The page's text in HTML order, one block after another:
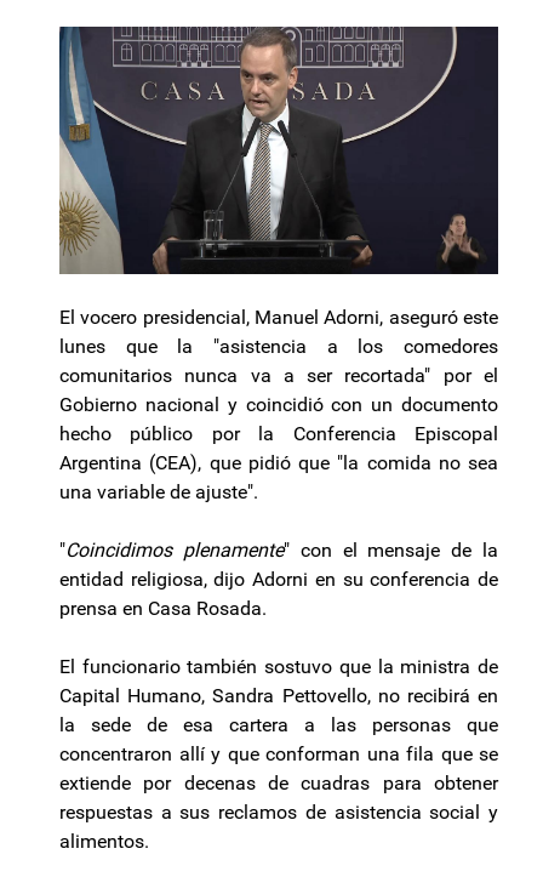
El vocero presidencial, Manuel Adorni, aseguró este
lunes que la "asistencia a los comedores
comunitarios nunca va a ser recortada" por el
Gobierno nacional y coincidió con un documento
hecho público por la Conferencia Episcopal
Argentina (CEA), que pidió que "la comida no sea
una variable de ajuste".
"Coincidimos plenamente" con el mensaje de la
entidad religiosa, dijo Adorni en su conferencia de
prensa en Casa Rosada.
El funcionario también sostuvo que la ministra de
Capital Humano, Sandra Pettovello, no recibirá en
la sede de esa cartera a las personas que
concentraron allí y que conforman una fila que se
extiende por decenas de cuadras para obtener
respuestas a sus reclamos de asistencia social y
alimentos.